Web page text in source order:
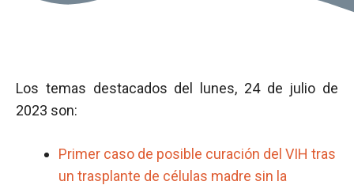
Los temas destacados del lunes, 24 de julio de
2023 son:
Primer caso de posible curación del VIH tras
un trasplante de células madre sin la